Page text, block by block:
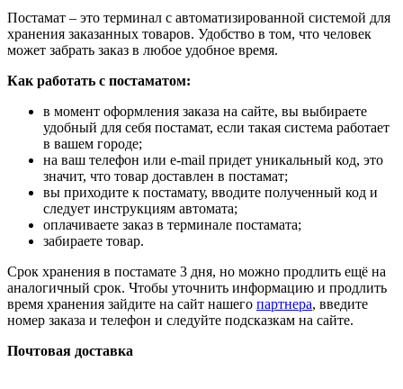
Постамат – это терминал с автоматизированной системой для
хранения заказанных товаров. Удобство в том, что человек
может забрать заказ в любое удобное время.
Как работать с постаматом:
в момент оформления заказа на сайте, вы выбираете
удобный для себя постамат, если такая система работает
в вашем городе;
на ваш телефон или e-mail придет уникальный код, это
значит, что товар доставлен в постамат;
вы приходите к постамату, вводите полученный код и
следует инструкциям автомата;
оплачиваете заказ в терминале постамата;
забираете товар.
Срок хранения в постамате 3 дня, но можно продлить ещё на
аналогичный срок. Чтобы уточнить информацию и продлить
время хранения зайдите на сайт нашего партнера, введите
номер заказа и телефон и следуйте подсказкам на сайте.
Почтовая доставка